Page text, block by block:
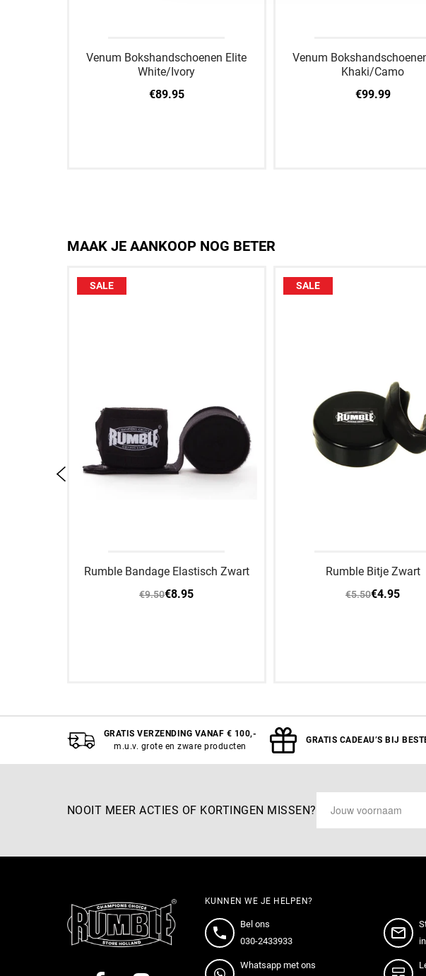
Venum Bokshandschoenen Elite
White/Ivory
€89.95
Venum
Khaki/Camo
€99.99
MAAK JE AANKOOP NOG BETER
SALE
Rumble Bandage Elastisch Zwart
€9.50€8.95
Aan winkelwagen toevoegen
SALE
Rumble Bitje Zwart
€5.50€4.95
GRATIS VERZENDING VANAF € 100,-
m.u.v. grote en zware producten
GRATIS CADEAU’S BIJ
NOOIT MEER ACTIES OF KORTINGEN MISSEN?
KUNNEN WE JE HELPEN?
Bel ons
030-2433933
Whatsapp met ons